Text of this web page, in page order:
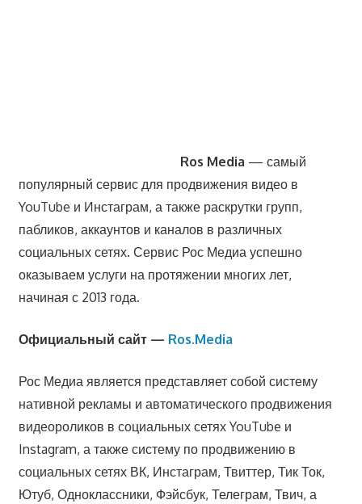
Ros Media — самый
популярный сервис для продвижения видео в
YouTube и Инстаграм, а также раскрутки групп,
пабликов, аккаунтов и каналов в различных
социальных сетях. Сервис Рос Медиа успешно
оказываем услуги на протяжении многих лет,
начиная с 2013 года.
Официальный сайт — Ros.Media
Рос Медиа является представляет собой систему
нативной рекламы и автоматического продвижения
видеороликов в социальных сетях YouTube и
Instagram, а также систему по продвижению в
социальных сетях ВК, Инстаграм, Твиттер, Тик Ток,
Ютуб, Одноклассники, Фэйсбук, Телеграм, Твич, а